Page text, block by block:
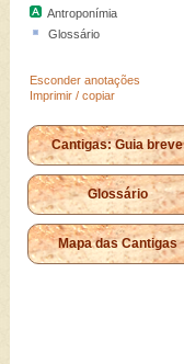
Antroponímia
Glossário
Esconder anotações
Imprimir / copiar
Cantigas: Guia breve
Glossário
Mapa das Cantigas